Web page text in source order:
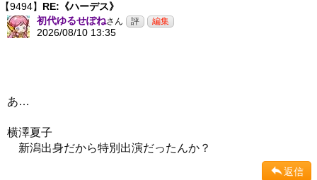
【9494】 RE:《ハーデス》
初代ゆるせぽねさん
2026/08/10 13:35
あ…
横澤夏子
新潟出身だから特別出演だったんか？
返信